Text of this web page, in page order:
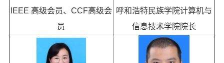
IEEE 高级会员、CCF高级会
员
呼和浩特民族学院计算机与
信息技术学院院长